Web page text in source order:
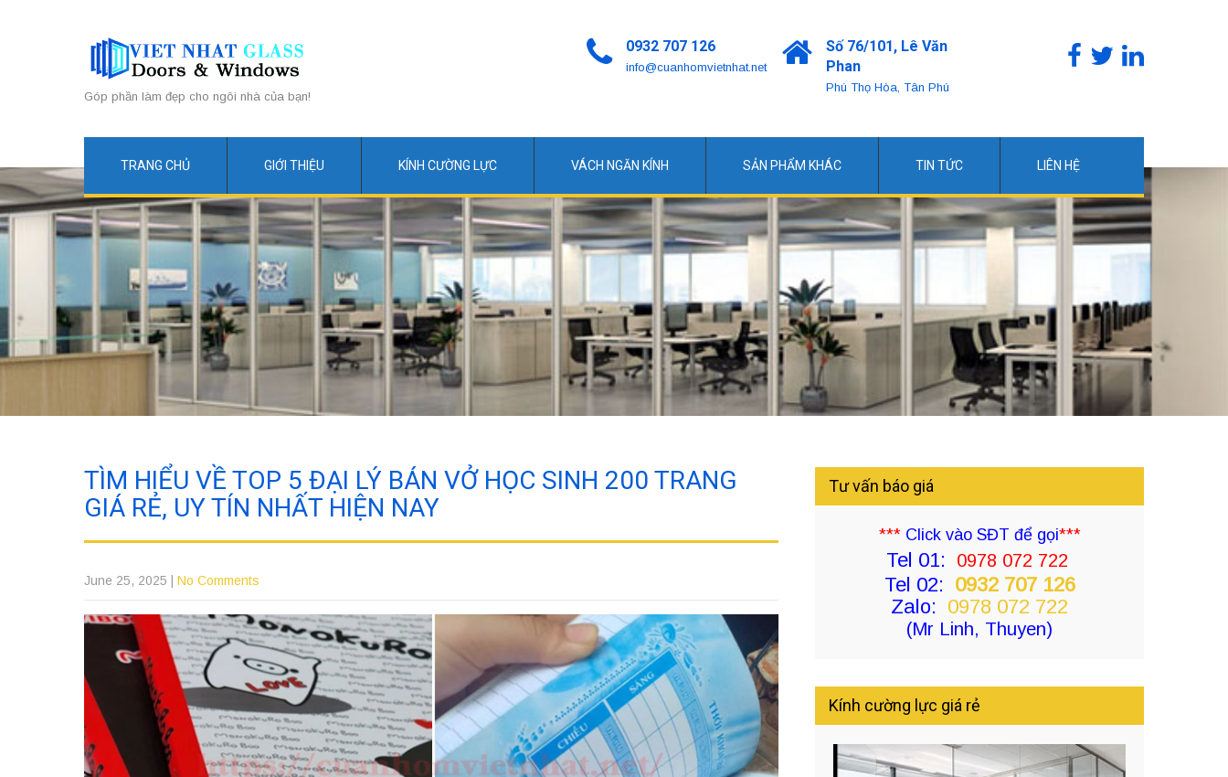
Góp phần làm đẹp cho ngôi nhà của bạn!
0932 707 126
info@cuanhomvietnhat.net
Số 76/101, Lê Văn
Phan
Phú Thọ Hòa, Tân Phú
TRANG CHỦ GIỚI THIỆU KÍNH CƯỜNG LỰC VÁCH NGĂN KÍNH SẢN PHẨM KHÁC TIN TỨC LIÊN HỆ
TÌM HIỂU VỀ TOP 5 ĐẠI LÝ BÁN VỞ HỌC SINH 200 TRANG
GIÁ RẺ, UY TÍN NHẤT HIỆN NAY
June 25, 2025 No Comments
Tư vấn báo giá
***Click vào SĐT để gọi***
Tel 01: 0978 072 722
Tel 02: 0932 707 126
Zalo: 0978 072 722
(Mr Linh, Thuyen)
Kính cường lực giá rẻ